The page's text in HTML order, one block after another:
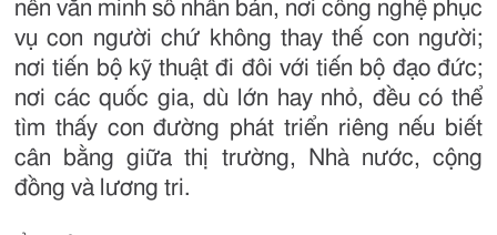
nền văn minh số nhân bản, nơi công nghệ phục
vụ con người chứ không thay thế con người;
nơi tiến bộ kỹ thuật đi đôi với tiến bộ đạo đức;
nơi các quốc gia, dù lớn hay nhỏ, đều có thể
tìm thấy con đường phát triển riêng nếu biết
cân bằng giữa thị trường, Nhà nước, cộng
đồng và lương tri.